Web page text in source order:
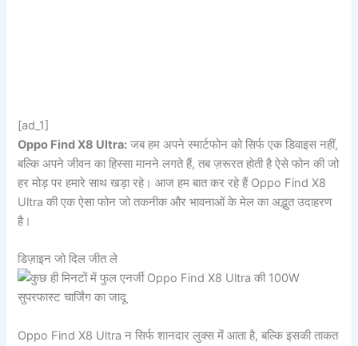
[ad_1]
Oppo Find X8 Ultra: जब हम अपने स्मार्टफोन को सिर्फ एक डिवाइस नहीं,
बल्कि अपने जीवन का हिस्सा मानने लगते हैं, तब ज़रूरत होती है ऐसे फोन की जो
हर मोड़ पर हमारे साथ खड़ा रहे। आज हम बात कर रहे हैं Oppo Find X8
Ultra की एक ऐसा फोन जो तकनीक और भावनाओं के मेल का अद्भुत उदाहरण
है।
डिज़ाइन जो दिल जीत ले
Oppo Find X8 Ultra न सिर्फ शानदार लुक्स में आता है, बल्कि इसकी ताकत